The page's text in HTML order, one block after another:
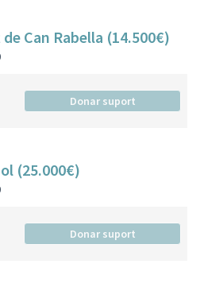
Can Rabella (14.500€)
Donar suport
(25.000€)
Donar suport